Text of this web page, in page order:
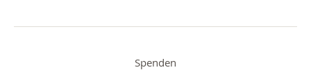
Spenden